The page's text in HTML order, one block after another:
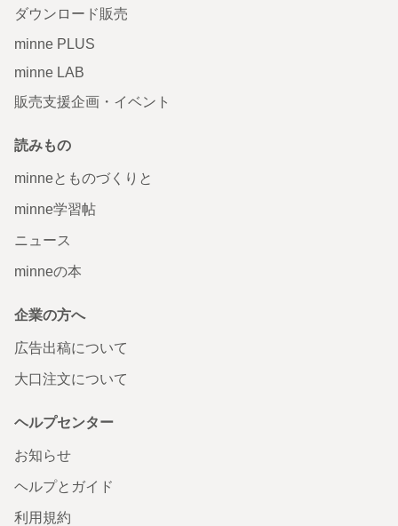
ダウンロード販売
minne PLUS
minne LAB
販売支援企画・イベント
読みもの
minneとものづくりと
minne学習帖
ニュース
minneの本
企業の方へ
広告出稿について
大口注文について
ヘルプセンター
お知らせ
ヘルプとガイド
利用規約